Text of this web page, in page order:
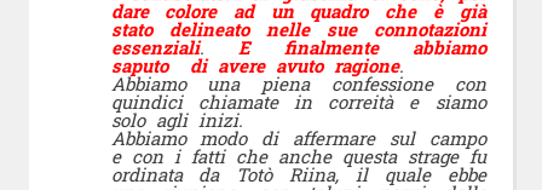
dare colore ad un quadro che è già
stato delineato nelle sue connotazioni
essenziali. E finalmente abbiamo
saputo di avere avuto ragione.
Abbiamo una piena confessione con
quindici chiamate in correità e siamo
solo agli inizi.
Abbiamo modo di affermare sul campo
e con i fatti che anche questa strage fu
ordinata da Totò Riina, il quale ebbe